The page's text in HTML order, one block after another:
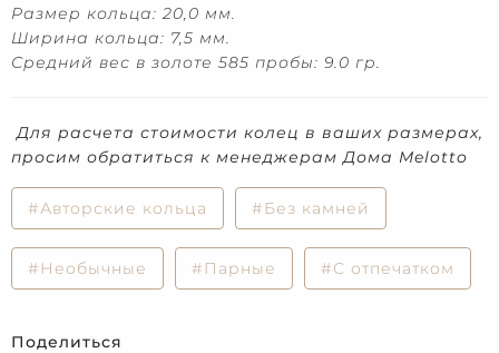
Размер кольца: 20,0 мм.
Ширина кольца: 7,5 мм.
Средний вес в золоте 585 пробы: 9.0 гр.
Для расчета стоимости колец в ваших размерах,
просим обратиться к менеджерам Дома Melotto
#Авторские кольца #Без камней
#Необычные #Парные #С отпечатком
Поделиться